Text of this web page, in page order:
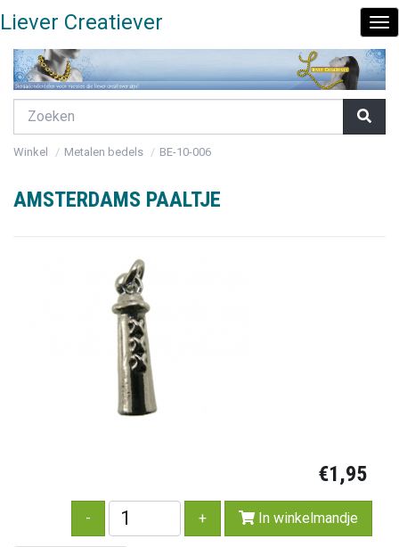
Liever Creatiever
Winkel Metalen bedels BE-10-006
AMSTERDAMS PAALTJE
€1,95
In winkelmandje